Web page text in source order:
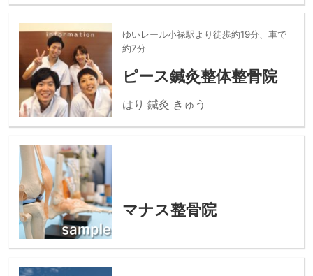
ゆいレール小禄駅より徒歩約19分、車で
約7分
ピース鍼灸整体整骨院
はり 鍼灸 きゅう
マナス整骨院